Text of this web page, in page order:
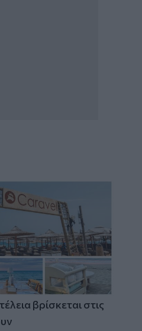
βρίσκεται στις